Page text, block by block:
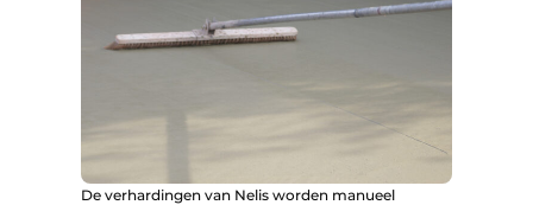
De verhardingen van Nelis worden manueel